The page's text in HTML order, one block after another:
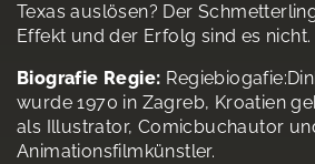
Texas auslösen? Der
Effekt und der Erfolg sind es nicht.
Biografie Regie:
wurde 1970 in Zagreb, Kroatien
als Illustrator, Comicbuchautor
Animationsfilmkünstler.